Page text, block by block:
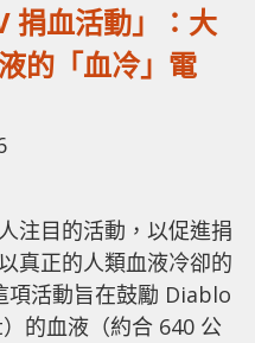
捐血活動」：大
的「血冷」電
注目的活動，以促進捐
真正的人類血液冷卻的
項活動旨在鼓勵 Diablo
的血液（約合 640 公